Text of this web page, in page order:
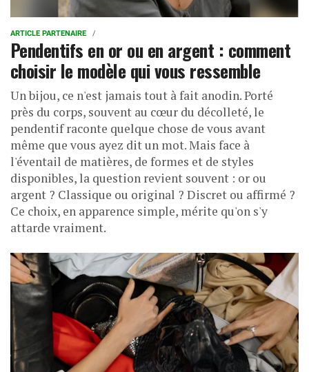
ARTICLE PARTENAIRE
Pendentifs en or ou en argent : comment
choisir le modèle qui vous ressemble
Un bijou, ce n'est jamais tout à fait anodin. Porté
près du corps, souvent au cœur du décolleté, le
pendentif raconte quelque chose de vous avant
même que vous ayez dit un mot. Mais face à
l'éventail de matières, de formes et de styles
disponibles, la question revient souvent : or ou
argent ? Classique ou original ? Discret ou affirmé ?
Ce choix, en apparence simple, mérite qu'on s'y
attarde vraiment.